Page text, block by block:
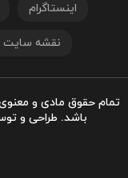
اینستاگرام
نقشه سایت
تمام حقوق مادی و
باشد. طراحی و